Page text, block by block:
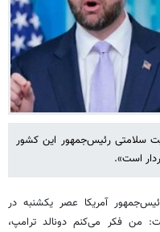
سلامتی رئیس‌جمهور این کشور
است».
آمریکا عصر یکشنبه در
من فکر می‌کنم دونالد ترامپ،